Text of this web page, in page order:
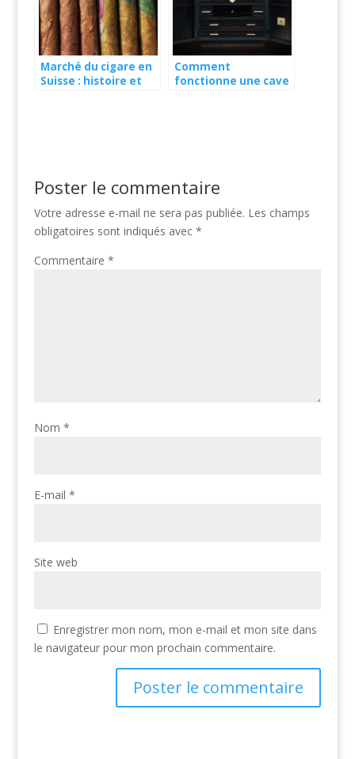
Marché du cigare en
Suisse : histoire et
Comment
fonctionne une cave
Poster le commentaire
Votre adresse e-mail ne sera pas publiée. Les champs
obligatoires sont indiqués avec *
Commentaire *
Nom *
E-mail *
Site web
Enregistrer mon nom, mon e-mail et mon site dans
le navigateur pour mon prochain commentaire.